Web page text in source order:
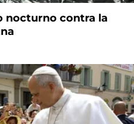
nocturno contra la